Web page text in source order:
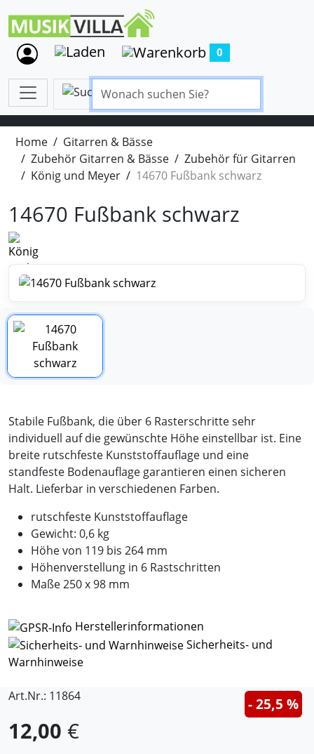
0
Home
Gitarren & Bässe
Zubehör Gitarren & Bässe
Zubehör für Gitarren
König und Meyer
14670 Fußbank schwarz
14670 Fußbank schwarz
Stabile Fußbank, die über 6 Rasterschritte sehr
individuell auf die gewünschte Höhe einstellbar ist. Eine
breite rutschfeste Kunststoffauflage und eine
standfeste Bodenauflage garantieren einen sicheren
Halt. Lieferbar in verschiedenen Farben.
rutschfeste Kunststoffauflage
Gewicht: 0,6 kg
Höhe von 119 bis 264 mm
Höhenverstellung in 6 Rastschritten
Maße 250 x 98 mm
Herstellerinformationen
Sicherheits- und
Warnhinweise
Art.Nr.: 11864
12,00 €
- 25,5 %